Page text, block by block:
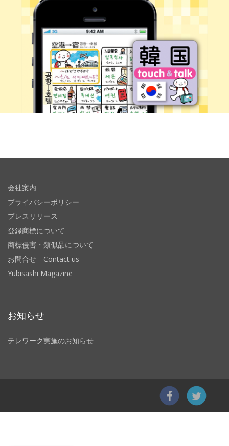
会社案内
プライバシーポリシー
プレスリリース
登録商標について
商標侵害・類似品について
お問合せ Contact us
Yubisashi Magazine
お知らせ
テレワーク実施のお知らせ